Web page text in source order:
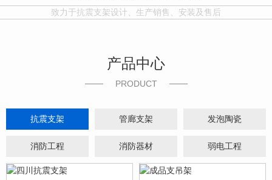
致力于抗震支架设计、生产销售、安装及售后
产品中心
PRODUCT
抗震支架 管廊支架 发泡陶瓷
消防工程 消防器材 弱电工程